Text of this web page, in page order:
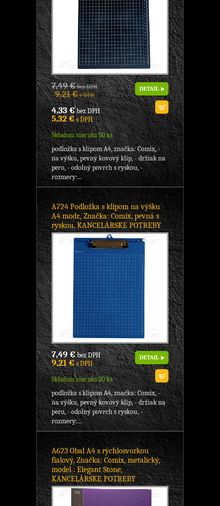
7,49 €bez DPH
9,21 €s DPH
4,33 €bez DPH
5,32 €s DPH
Skladom viac ako 50 ks
DETAIL
podložka s klipom A4, značka: Comix, -
na výšku, pevný kovový klip, - držiak na
pero, - odolný povrch s ryskou, -
rozmery:...
A724 Podložka s klipom na výšku
A4 modr., Značka: Comix, pevná s
ryskou, KANCELÁRSKE POTREBY
7,49 €bez DPH
9,21 €s DPH
Skladom viac ako 20 ks
DETAIL
podložka s klipom A4, značka: Comix, -
na výšku, pevný kovový klip, - držiak na
pero, - odolný povrch s ryskou, -
rozmery:...
A623 Obal A4 s rýchlosvorkou
fialový, Značka: Comix, metalický,
model : Elegant Stone,
KANCELÁRSKE POTREBY